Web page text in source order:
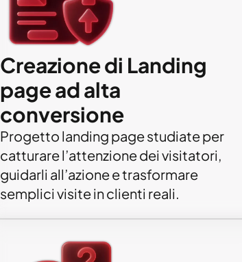
Creazione di Landing
page ad alta
conversione
Progetto landing page studiate per
catturare l’attenzione dei visitatori,
guidarli all’azione e trasformare
semplici visite in clienti reali.